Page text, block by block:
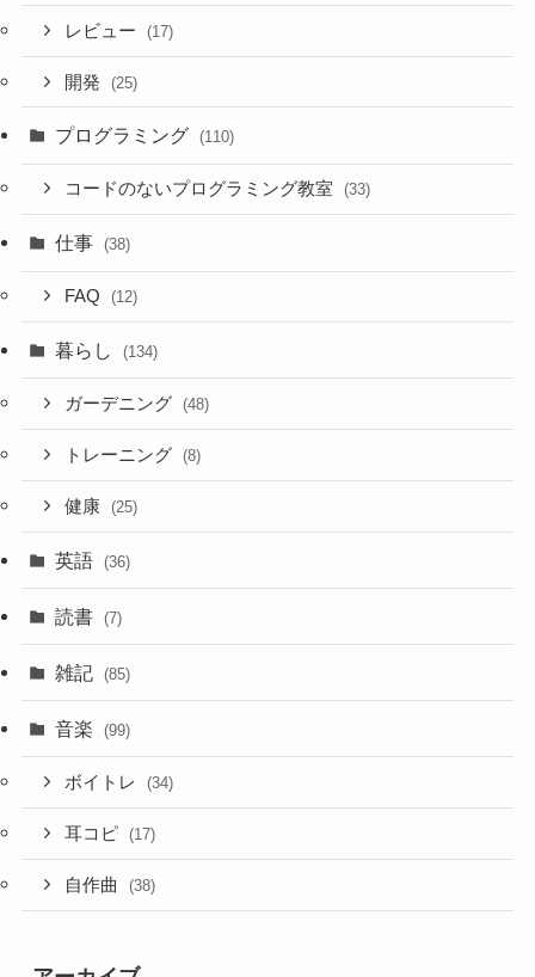
レビュー (17)
開発 (25)
プログラミング (110)
コードのないプログラミング教室 (33)
仕事 (38)
FAQ (12)
暮らし (134)
ガーデニング (48)
トレーニング (8)
健康 (25)
英語 (36)
読書 (7)
雑記 (85)
音楽 (99)
ボイトレ (34)
耳コピ (17)
自作曲 (38)